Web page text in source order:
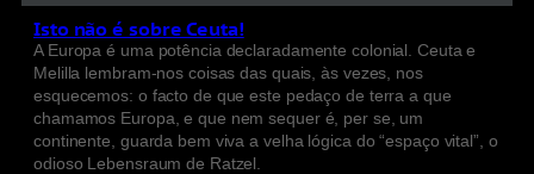
Isto não é sobre Ceuta!
A Europa é uma potência declaradamente colonial. Ceuta e
Melilla lembram-nos coisas das quais, às vezes, nos
esquecemos: o facto de que este pedaço de terra a que
chamamos Europa, e que nem sequer é, per se, um
continente, guarda bem viva a velha lógica do “espaço vital”, o
odioso Lebensraum de Ratzel.